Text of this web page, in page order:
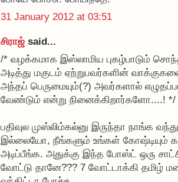
31 January 2012 at 03:51
சிராஜ் said...
/* வழக்கமாக இஸ்லாமிய புகழ்பாடும்
அடித்து மகுடம் ஏற்றுபவர்களின்
அந்தப் பெருமையும்(?) அவர்களால்
வேண்டும் என்று நினைக்கிறார்களோ....! */
பதிவுல முஸ்லிம்கல்னு இருந்தா நாங்க
இல்லையோ, நீங்களும் உங்கள் கோஷ்டியும்
அடிப்பீங்க. அதுக்கு இந்த போஸ்ட் ஒரு
வோட்டு தானே??? 7 வோட்டாக்கி தமிழ்